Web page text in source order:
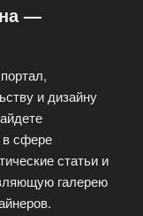
—
и дизайну
сфере
статьи и
галерею